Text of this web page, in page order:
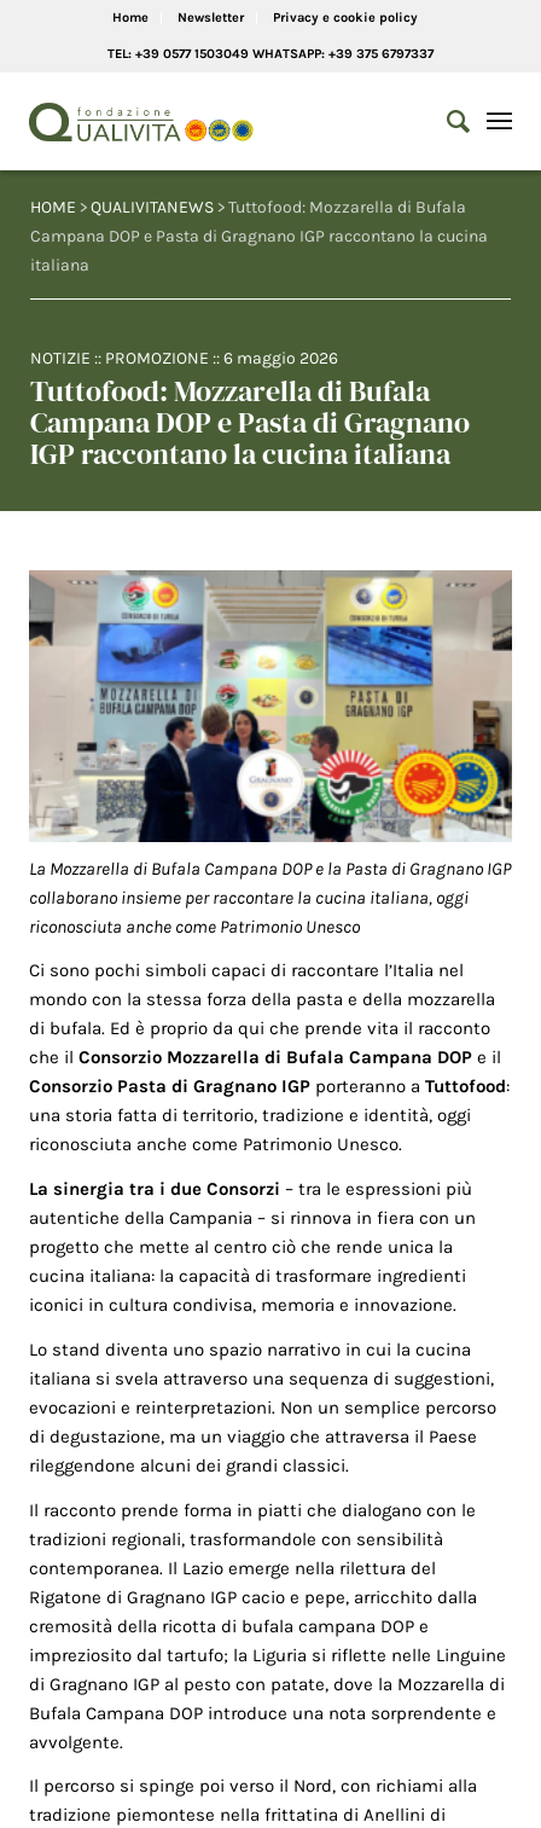
Home Newsletter Privacy e cookie policy
TEL: +39 0577 1503049 WHATSAPP: +39 375 6797337
HOME >QUALIVITANEWS > Tuttofood: Mozzarella di Bufala
Campana DOP e Pasta di Gragnano IGP raccontano la cucina
italiana
NOTIZIE :: PROMOZIONE ::6 maggio 2026
Tuttofood: Mozzarella di Bufala
Campana DOP e Pasta di Gragnano
IGP raccontano la cucina italiana
La Mozzarella di Bufala Campana DOP e la Pasta di Gragnano IGP
collaborano insieme per raccontare la cucina italiana, oggi
riconosciuta anche come Patrimonio Unesco
Ci sono pochi simboli capaci di raccontare l’Italia nel
mondo con la stessa forza della pasta e della mozzarella
di bufala. Ed è proprio da qui che prende vita il racconto
che ilConsorzio Mozzarella di Bufala Campana DOP e il
Consorzio Pasta di Gragnano IGP porteranno aTuttofood:
una storia fatta di territorio, tradizione e identità, oggi
riconosciuta anche come Patrimonio Unesco.
La sinergia tra i due Consorzi – tra le espressioni più
autentiche della Campania – si rinnova in fiera con un
progetto che mette al centro ciò che rende unica la
cucina italiana: la capacità di trasformare ingredienti
iconici in cultura condivisa, memoria e innovazione.
Lo stand diventa uno spazio narrativo in cui la cucina
italiana si svela attraverso una sequenza di suggestioni,
evocazioni e reinterpretazioni. Non un semplice percorso
di degustazione, ma un viaggio che attraversa il Paese
rileggendone alcuni dei grandi classici.
Il racconto prende forma in piatti che dialogano con le
tradizioni regionali, trasformandole con sensibilità
contemporanea. Il Lazio emerge nella rilettura del
Rigatone di Gragnano IGP cacio e pepe, arricchito dalla
cremosità della ricotta di bufala campana DOP e
impreziosito dal tartufo; la Liguria si riflette nelle Linguine
di Gragnano IGP al pesto con patate, dove la Mozzarella di
Bufala Campana DOP introduce una nota sorprendente e
avvolgente.
Il percorso si spinge poi verso il Nord, con richiami alla
tradizione piemontese nella frittatina di Anellini di